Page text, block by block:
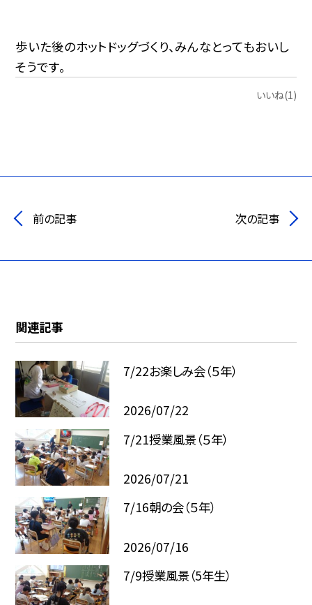
歩いた後のホットドッグづくり、みんなとってもおいし
そうです。
いいね(1)
前の記事 次の記事
関連記事
7/22お楽しみ会（５年）
2026/07/22
7/21授業風景（５年）
2026/07/21
7/16朝の会（５年）
2026/07/16
7/9授業風景（5年生）